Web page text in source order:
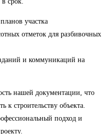
участка
отметок для разбивочных
и коммуникаций на
нашей документации, что
к строительству объекта.
подход и